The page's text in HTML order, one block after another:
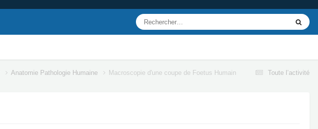
Toute l’activité
Anatomie Pathologie Humaine Macroscopie d'une coupe de Foetus Humain